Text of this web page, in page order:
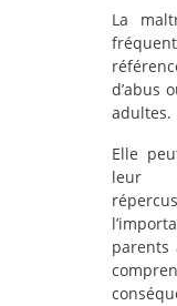
La
d’abus
adultes.
Elle
leur
parents